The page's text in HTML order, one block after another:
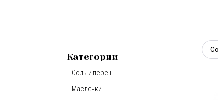
Категории
Соль и перец
Масленки